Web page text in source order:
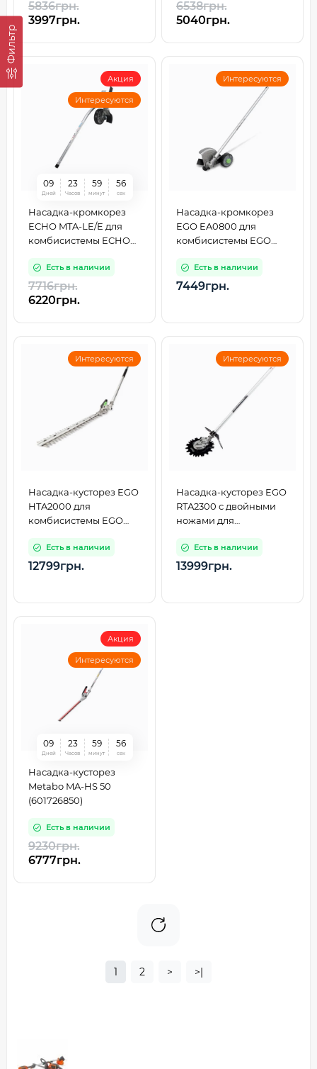
Фильтр
5836грн.
3997грн.
6538грн.
5040грн.
Акция
Интересуются
09
Дней
23
Часов
59
минут
55
сек
Насадка-кромкорез
ECHO MTA-LE/E для
комбисистемы ECHO
Есть в наличии
7716грн.
6220грн.
Интересуются
Насадка-кромкорез
EGO EA0800 для
комбисистемы EGO
Есть в наличии
7449грн.
Интересуются
Насадка-кусторез EGO
HTA2000 для
комбисистемы EGO
Есть в наличии
12799грн.
Интересуются
Насадка-кусторез EGO
RTA2300 с двойными
ножами для
PH1400E (0260104001)
Есть в наличии
13999грн.
Акция
Интересуются
09
Дней
23
Часов
59
минут
55
сек
Насадка-кусторез
Metabo MA-HS 50
(601726850)
Есть в наличии
9230грн.
6777грн.
1 2 > >|